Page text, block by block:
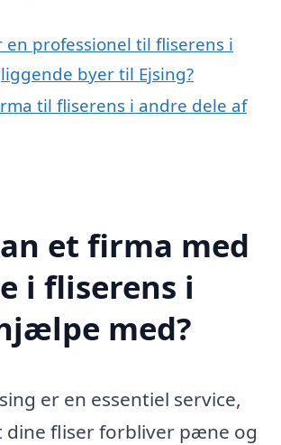
en professionel til fliserens i
byer til Ejsing?
til fliserens i andre dele af
et firma med
i fliserens i
med?
er en essentiel service,
dine fliser forbliver pæne og